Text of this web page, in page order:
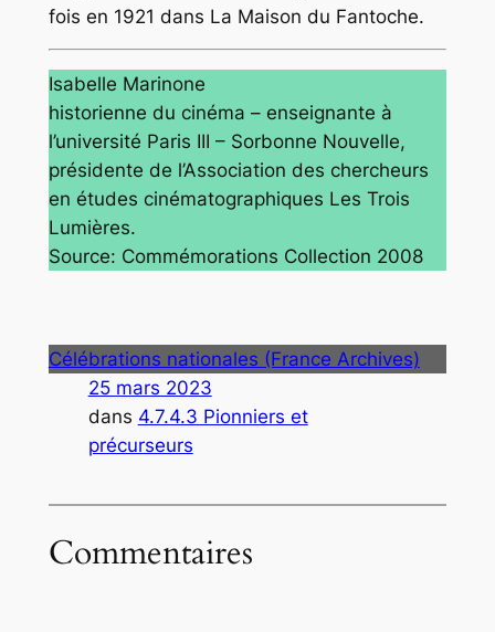
fois en 1921 dans La Maison du Fantoche.
Isabelle Marinone
historienne du cinéma – enseignante à
l’université Paris III – Sorbonne Nouvelle,
présidente de l’Association des chercheurs
en études cinématographiques Les Trois
Lumières.
Source: Commémorations Collection 2008
Célébrations nationales (France Archives)
25 mars 2023
dans 4.7.4.3 Pionniers et
précurseurs
Commentaires